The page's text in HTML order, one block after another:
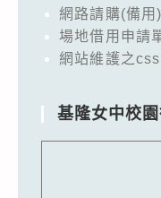
網路請購(備用)
場地借用申請
網站維護之
基隆女中校